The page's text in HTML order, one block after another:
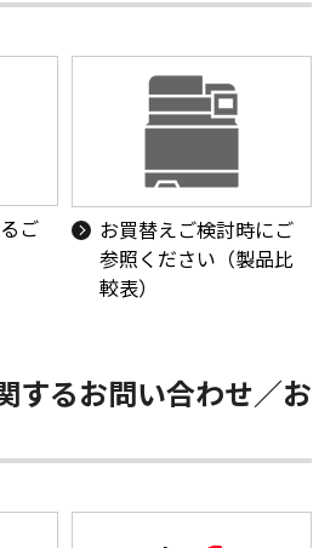
ご
お買替えご検討時にご
参照ください（製品比
較表）
するお問い合わせ／お